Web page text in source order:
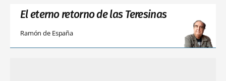
El eterno retorno de las Teresinas
Ramón de España